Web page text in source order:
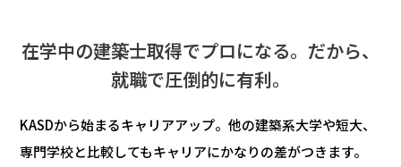
在学中の建築士取得でプロになる。 だから、
就職で圧倒的に有利。
KASDから始まるキャリアアップ。他の建築系大学や短大、
専門学校と比較してもキャリアにかなりの差がつきます。